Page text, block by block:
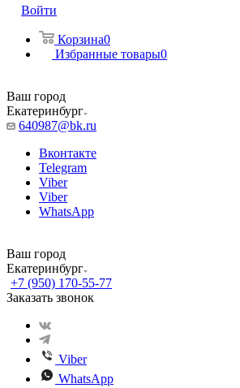
Войти
Корзина0
Избранные товары0
Ваш город
Екатеринбург
640987@bk.ru
Вконтакте
Telegram
Viber
Viber
WhatsApp
Ваш город
Екатеринбург
+7 (950) 170-55-77
Заказать звонок
Viber
WhatsApp